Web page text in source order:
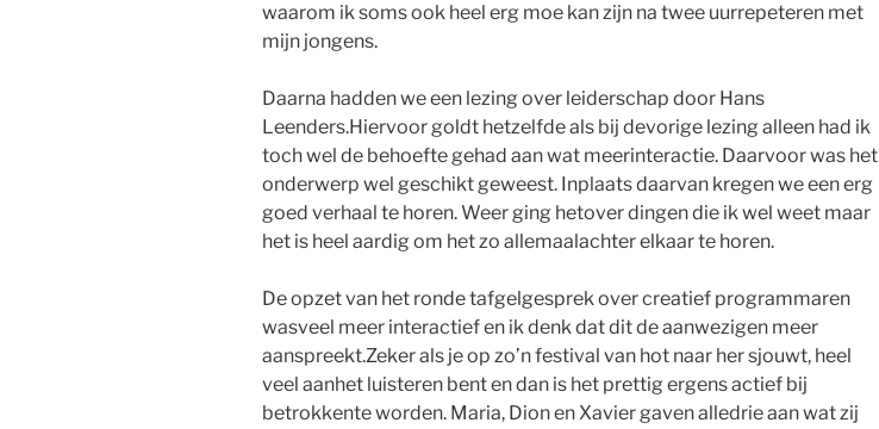
waarom ik soms ook heel erg moe kan zijn na twee uurrepeteren met
mijn jongens.
Daarna hadden we een lezing over leiderschap door Hans
Leenders.Hiervoor goldt hetzelfde als bij devorige lezing alleen had ik
toch wel de behoefte gehad aan wat meerinteractie. Daarvoor was het
onderwerp wel geschikt geweest. Inplaats daarvan kregen we een erg
goed verhaal te horen. Weer ging hetover dingen die ik wel weet maar
het is heel aardig om het zo allemaalachter elkaar te horen.
De opzet van het ronde tafgelgesprek over creatief programmaren
wasveel meer interactief en ik denk dat dit de aanwezigen meer
aanspreekt.Zeker als je op zo’n festival van hot naar her sjouwt, heel
veel aanhet luisteren bent en dan is het prettig ergens actief bij
betrokkente worden. Maria, Dion en Xavier gaven alledrie aan wat zij